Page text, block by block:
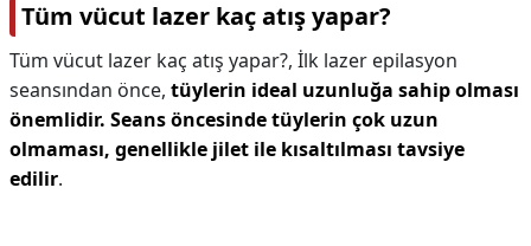
Tüm vücut lazer kaç atış yapar?
Tüm vücut lazer kaç atış yapar?, İlk lazer epilasyon
seansından önce, tüylerin ideal uzunluğa sahip olması
önemlidir. Seans öncesinde tüylerin çok uzun
olmaması, genellikle jilet ile kısaltılması tavsiye
edilir.